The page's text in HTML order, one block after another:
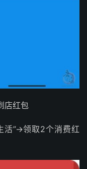
店红包
活”->领取2个消费红